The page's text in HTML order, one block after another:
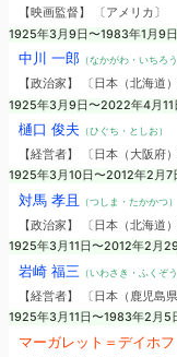
【映画監督】 〔アメリカ〕
1925年3月9日〜1983年1月9日
中川 一郎（なかがわ・いちろう
【政治家】 〔日本（北海道）
1925年3月9日〜2022年4月11
樋口 俊夫 （ひぐち・としお）
【経営者】 〔日本（大阪府
1925年3月10日〜2012年2月7
対馬 孝且 （つしま・たかかつ）
【政治家】 〔日本（北海道）
1925年3月11日〜2012年2月
岩崎 福三 （いわさき・ふくぞう
【経営者】 〔日本（鹿児島
1925年3月11日〜1983年2月5
マーガレット＝デイホフ